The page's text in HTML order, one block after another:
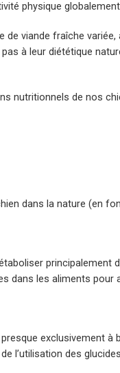
physique
de viande fraîche
à leur diététique
nutritionnels de nos
dans la nature (en
principalement
dans les aliments pour
exclusivement à
l’utilisation des